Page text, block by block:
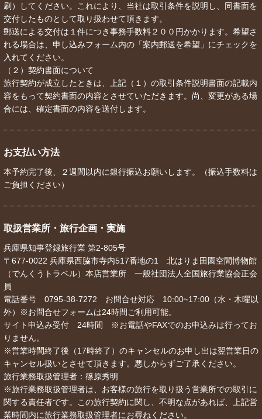
刷）してください。これにより、当社は取引条件を説明し、同書面を
交付したものとして取り扱わせて頂きます。
郵送による交付は１件につき事務手数料２００円かかります。希望さ
れる場合は、申し込みフォーム内の「案内郵送を希望」にチェックを
入れてください。
（２）契約書面について
旅行契約が成立したときは、上記（１）の取引条件説明書面の記載内
容をもって契約書面の内容とさせていただきます。尚、変更がある場
合には、確定書面の内容を送付します。
お支払い方法
本予約完了後、２週間以内に銀行振込お願いします。（振込手数料は
ご負担ください）
取扱営業所・旅行企画・実施
兵庫県知事登録旅行業 第2-805号
〒677-0022 兵庫県西脇市寺内517番地の1 北はりま田園空間博物館
（でんくうトラベル）本店営業所 一般社団法人全国旅行業協会正会
員
電話番号 0795-38-7272 お問合せ対応 10:00~17:00（水・木曜以
外）※お問合せフォームは24時間ご利用可能。
サイト申込み受付 24時間 ※お電話やFAXでのお申込みは行ってお
りません。
※営業時間終了後（17時終了）のキャンセルのお申し出は翌営業日の
キャンセル扱いとさせて頂きます。悪しからずご了承ください。
旅行業務取扱管理者：篠原秀明
※旅行業務取扱管理者は、お客様の旅行を取り扱う営業所での取引に
関する責任者です。この旅行契約に関し、不明な点があれば、上記営
業時間内に旅行業務取扱管理者にお尋ねください。